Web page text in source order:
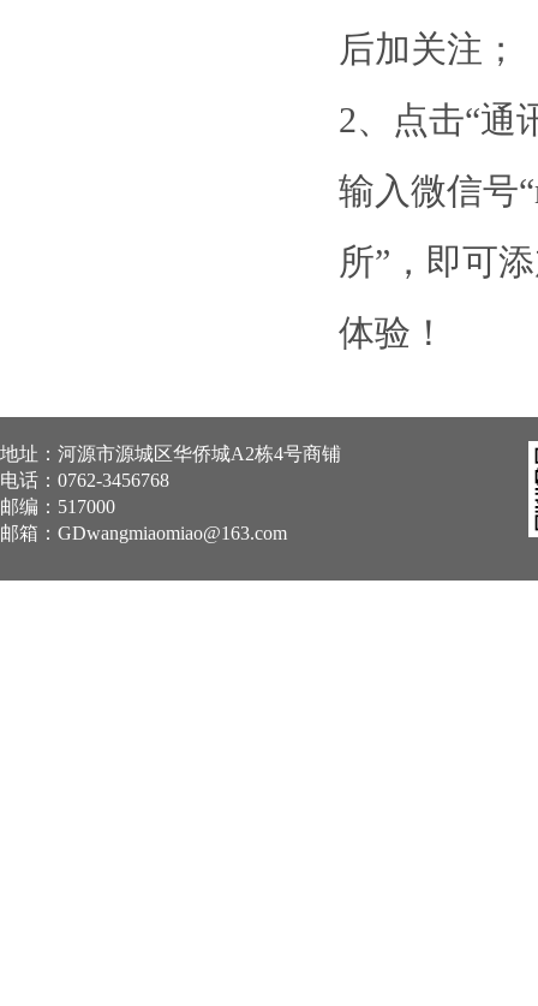
后加关注；
2、点击“通
输入微信号
所”，即可
体验！
地址：河源市源城区华侨城A2栋4号商铺
电话：0762-3456768
邮编：517000
邮箱： GDwangmiaomiao@163.com